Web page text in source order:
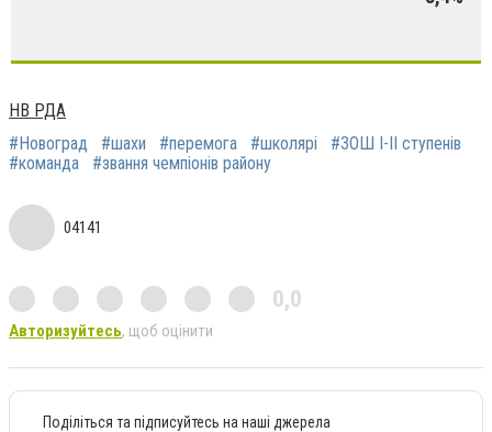
НВ РДА
#Новоград
#шахи #перемога #шкoлярі
#ЗОШ І-ІІ ступeнів
#команда
#звання чемпіонів району
04141
0,0
Авторизуйтесь, щоб оцінити
Поділіться та підписуйтесь на наші джерела